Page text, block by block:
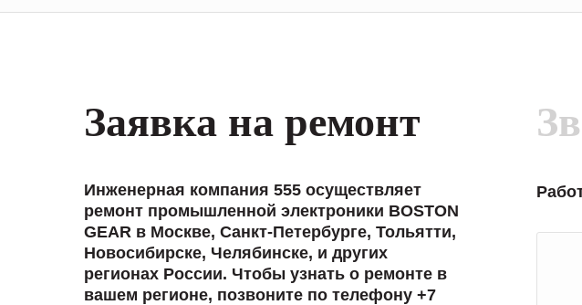
Заявка на ремонт
Инженерная компания 555 осуществляет
ремонт промышленной электроники BOSTON
GEAR в Москве, Санкт-Петербурге, Тольятти,
Новосибирске, Челябинске, и других
регионах России. Чтобы узнать о ремонте в
вашем регионе, позвоните по телефону +7